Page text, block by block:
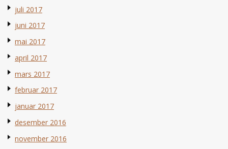
juli 2017
juni 2017
mai 2017
april 2017
mars 2017
februar 2017
januar 2017
desember 2016
november 2016